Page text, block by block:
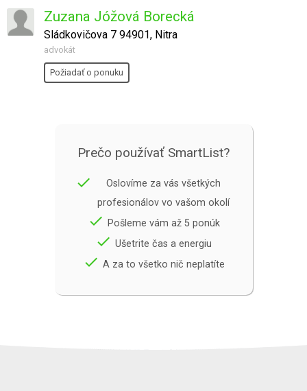
Zuzana Jóžová Borecká
Sládkovičova 7 94901, Nitra
advokát
Požiadať o ponuku
Prečo používať SmartList?
done
Oslovíme za vás všetkých
profesionálov vo vašom okolí
done Pošleme vám až 5 ponúk
done Ušetrite čas a energiu
done A za to všetko nič neplatíte